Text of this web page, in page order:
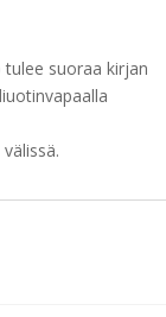
suoraa kirjan